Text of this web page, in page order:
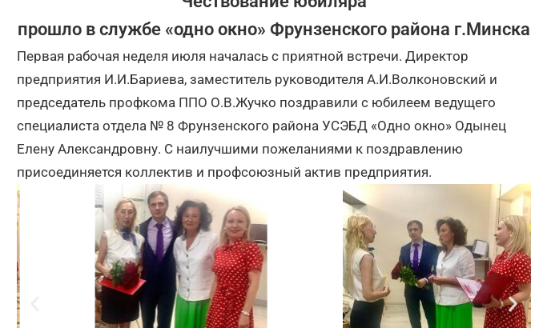
прошло в службе «одно окно» Фрунзенского района г.Минска
Первая рабочая неделя июля началась с приятной встречи. Директор
предприятия И.И.Бариева, заместитель руководителя А.И.Волконовский и
председатель профкома ППО О.В.Жучко поздравили с юбилеем ведущего
специалиста отдела № 8 Фрунзенского района УСЭБД «Одно окно» Одынец
Елену Александровну. С наилучшими пожеланиями к поздравлению
присоединяется коллектив и профсоюзный актив предприятия.